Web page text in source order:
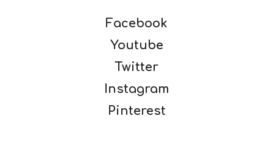
Facebook
Youtube
Twitter
Instagram
Pinterest